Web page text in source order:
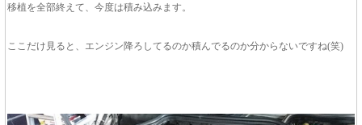
移植を全部終えて、今度は積み込みます。
ここだけ見ると、エンジン降ろしてるのか積んでるのか分からないですね(笑)